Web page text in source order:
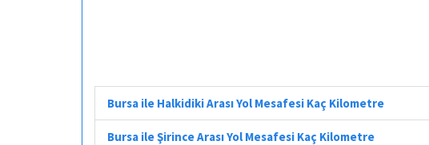
Bursa ile Halkidiki Arası Yol Mesafesi Kaç Kilometre
Bursa ile Şirince Arası Yol Mesafesi Kaç Kilometre